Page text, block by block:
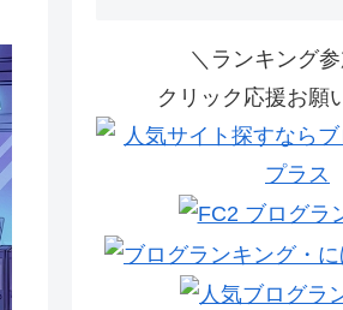
＼ランキング
クリック応援お願